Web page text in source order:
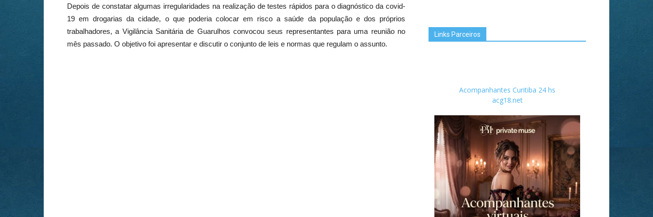
Depois de constatar algumas irregularidades na realização de testes rápidos para o diagnóstico da covid-
19 em drogarias da cidade, o que poderia colocar em risco a saúde da população e dos próprios
trabalhadores, a Vigilância Sanitária de Guarulhos convocou seus representantes para uma reunião no
mês passado. O objetivo foi apresentar e discutir o conjunto de leis e normas que regulam o assunto.
Links Parceiros
Acompanhantes Curitiba 24 hs
acg18.net